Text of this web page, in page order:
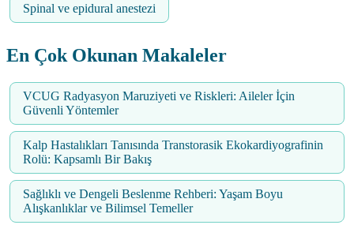
Spinal ve epidural anestezi
En Çok Okunan Makaleler
VCUG Radyasyon Maruziyeti ve Riskleri: Aileler İçin
Güvenli Yöntemler
Kalp Hastalıkları Tanısında Transtorasik Ekokardiyografinin
Rolü: Kapsamlı Bir Bakış
Sağlıklı ve Dengeli Beslenme Rehberi: Yaşam Boyu
Alışkanlıklar ve Bilimsel Temeller